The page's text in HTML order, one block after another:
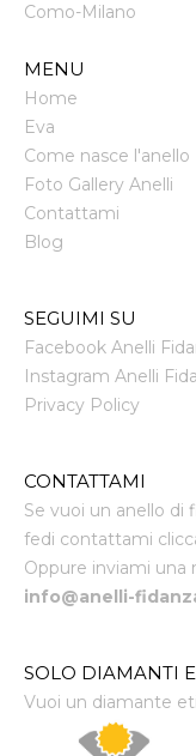
Como-Milano
MENU
Home
Eva
Come nasce l'anello
Foto Gallery Anelli
Contattami
Blog
SEGUIMI SU
Facebook Anelli
Instagram Anelli
Privacy Policy
CONTATTAMI
Se vuoi un anello di
fedi contattami
Oppure inviami una
info@anelli-
SOLO DIAMANTI
Vuoi un diamante